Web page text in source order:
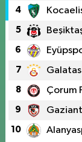
4
5
6
7
8 Çorum
9
10